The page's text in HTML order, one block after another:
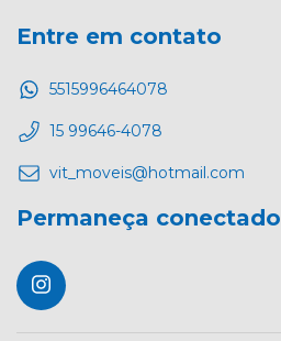
Entre em contato
5515996464078
15 99646-4078
vit_moveis@hotmail.com
Permaneça conectado